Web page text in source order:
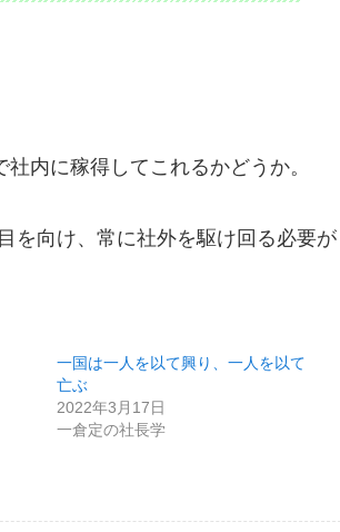
内に稼得してこれるかどうか。
を向け、常に社外を駆け回る必要が
一国は一人を以て興り、一人を以て
亡ぶ
2022年3月17日
一倉定の社長学